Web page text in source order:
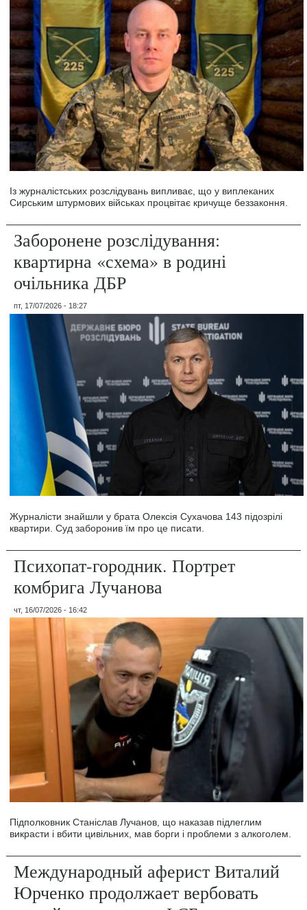
Із журналістських розслідувань випливає, що у виплеканих
Сирським штурмових військах процвітає кричуще беззаконня.
Заборонене розслідування:
квартирна «схема» в родині
очільника ДБР
пт, 17/07/2026 - 18:27
Журналісти знайшли у брата Олексія Сухачова 143 підозрілі
квартири. Суд заборонив їм про це писати.
Психопат-городник. Портрет
комбрига Лучанова
чт, 16/07/2026 - 16:42
Підполковник Станіслав Лучанов, що наказав підлеглим
викрасти і вбити цивільних, мав борги і проблеми з алкоголем.
Международный аферист Виталий
Юрченко продолжает вербовать